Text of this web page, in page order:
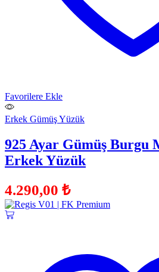
Favorilere Ekle
Erkek Gümüş Yüzük
925 Ayar Gümüş Burgu
Erkek Yüzük
4.290,00 ₺